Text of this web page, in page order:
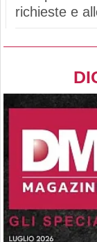
richieste e